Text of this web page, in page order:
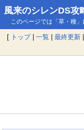
風来のシレンDS攻
このページでは「草・種
[ トップ| 一覧 | 最終更新 |